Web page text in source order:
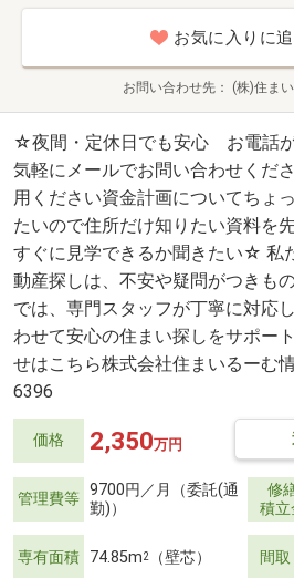
お気に入りに
お問い合わせ先 (株)住ま
☆夜間・定休日でも安心 お電話
気軽にメールでお問い合わせくだ
用ください資金計画についてちょ
たいので住所だけ知りたい資料を
すぐに見学できるか聞きたい☆ 私
動産探しは、不安や疑問がつきも
では、専門スタッフが丁寧に対応
わせて安心の住まい探しをサポー
せはこちら株式会社住まいるーむ
6396
価格 2,350万円
管理費等 9700円／月（委託(通
勤)）
修
積立
専有面積 74.85m2 （壁芯） 間取